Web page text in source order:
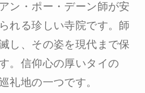
ン・ポー・デーン師が安
れる珍しい寺院です。師
し、その姿を現代まで保
。信仰心の厚いタイの
礼地の一つです。